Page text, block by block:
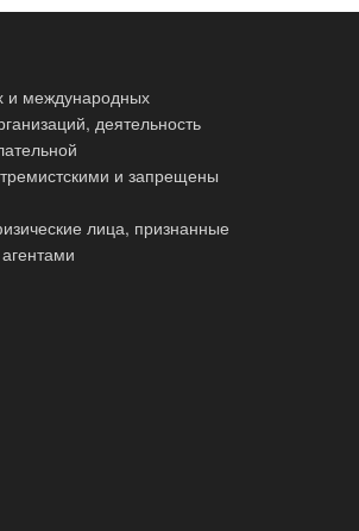
и международных
деятельность
и запрещены
лица, признанные